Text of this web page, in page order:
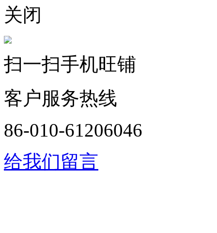
关闭
扫一扫手机旺铺
客户服务热线
86-010-61206046
给我们留言